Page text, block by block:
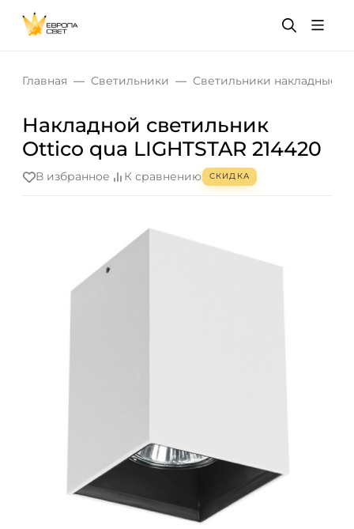
Главная Светильники Светильники накладные
Накладной светильник
Ottico qua LIGHTSTAR 214420
В избранное К сравнению СКИДКА